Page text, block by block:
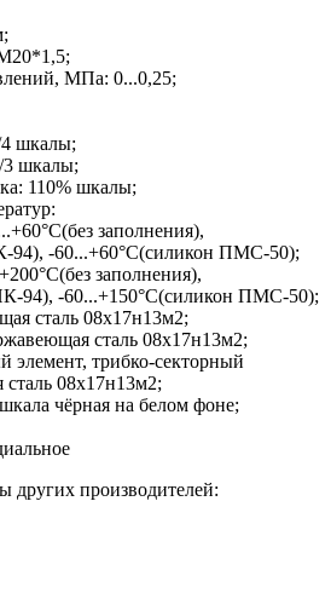
МПа: 0...0,25;
4 шкалы;
3 шкалы;
110% шкалы;
заполнения),
94), -60...+60°С(силикон ПМС-50);
заполнения),
94), -60...+150°С(силикон ПМС-50);
сталь 08х17н13м2;
сталь 08х17н13м2;
элемент, трибко-секторный
08х17н13м2;
чёрная на белом фоне;
других производителей: